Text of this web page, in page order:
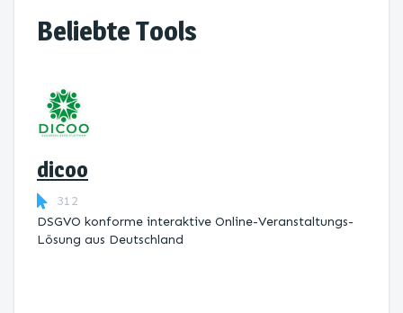
Beliebte Tools
dicoo
312
DSGVO konforme interaktive Online-Veranstaltungs-
Lösung aus Deutschland